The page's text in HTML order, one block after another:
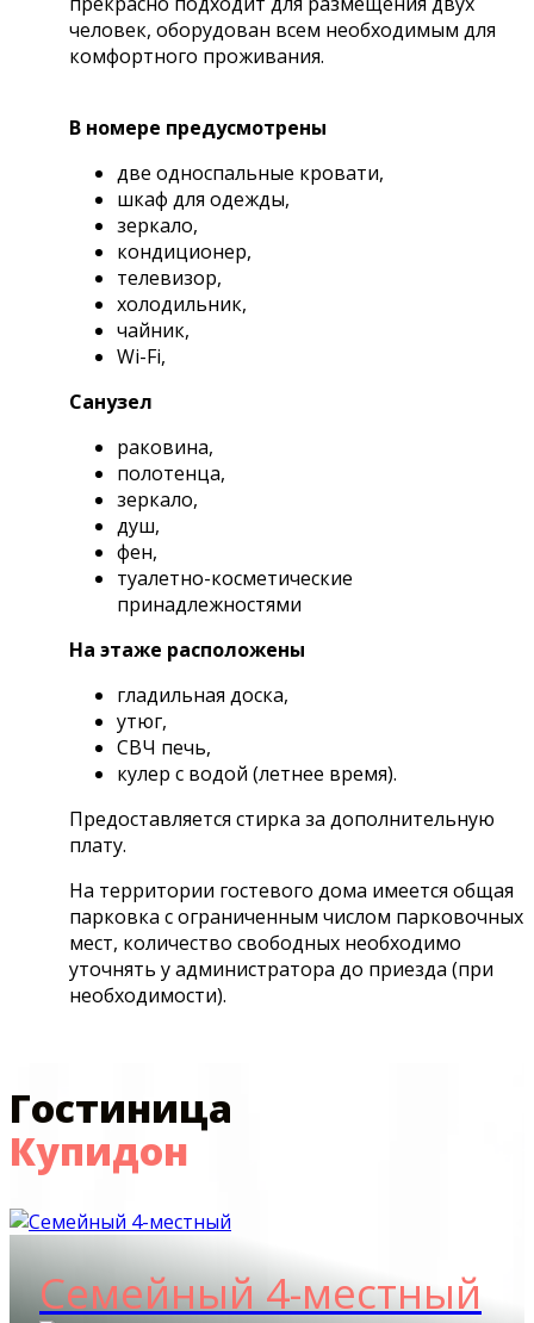
человек, оборудован всем необходимым для
комфортного проживания.
В номере предусмотрены
две односпальные кровати,
шкаф для одежды,
зеркало,
кондиционер,
телевизор,
холодильник,
чайник,
Wi-Fi,
Санузел
раковина,
полотенца,
зеркало,
душ,
фен,
туалетно-косметические
принадлежностями
На этаже расположены
гладильная доска,
утюг,
СВЧ печь,
кулер с водой (летнее время).
Предоставляется стирка за дополнительную
плату.
На территории гостевого дома имеется общая
парковка с ограниченным числом парковочных
мест, количество свободных необходимо
уточнять у администратора до приезда (при
необходимости).
Гостиница
Купидон
Семейный 4-местный